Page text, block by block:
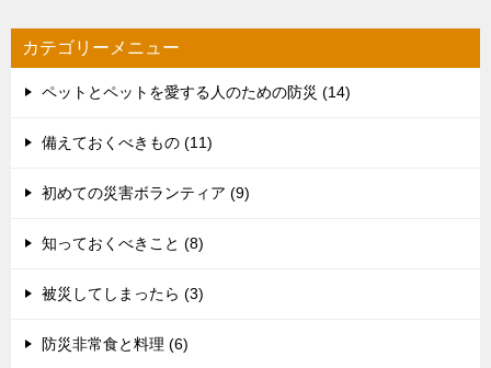
カテゴリーメニュー
ペットとペットを愛する人のための防災 (14)
備えておくべきもの (11)
初めての災害ボランティア (9)
知っておくべきこと (8)
被災してしまったら (3)
防災非常食と料理 (6)